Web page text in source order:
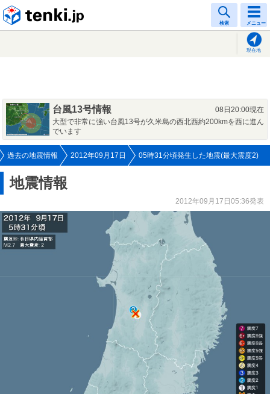
検索 メニュー
現在地
台風13号情報
08日20:00現在
大型で非常に強い台風13号が久米島の西北西約200kmを西に進ん
でいます
過去の地震情報 2012年09月17日 05時31分頃発生した地震(最大震度2)
地震情報
2012年09月17日05:36発表